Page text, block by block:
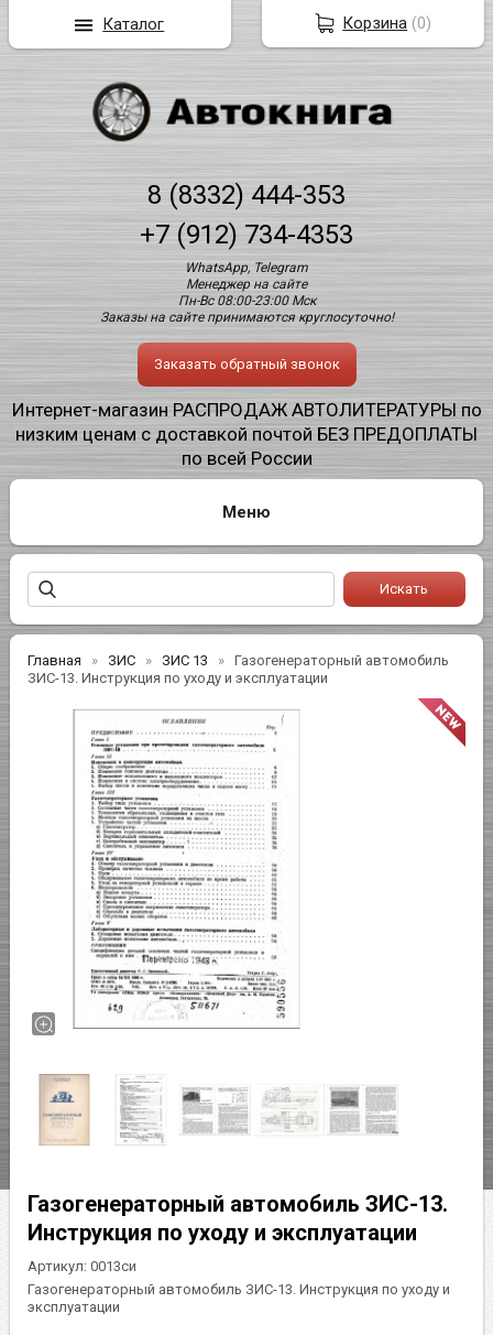
8 (8332) 444-353
+7 (912) 734-4353
WhatsApp, Telegram
Менеджер на сайте
Пн-Вс 08:00-23:00 Мск
Заказы на сайте принимаются круглосуточно!
Заказать обратный звонок
Интернет-магазин РАСПРОДАЖ АВТОЛИТЕРАТУРЫ по
низким ценам с доставкой почтой БЕЗ ПРЕДОПЛАТЫ
по всей России
Главная ЗИС ЗИС 13
Газогенераторный автомобиль
ЗИС-13. Инструкция по уходу и эксплуатации
Газогенераторный автомобиль ЗИС-13.
Инструкция по уходу и эксплуатации
Артикул:0013си
Газогенераторный автомобиль ЗИС-13. Инструкция по уходу и
эксплуатации
Корзина (0)
Каталог